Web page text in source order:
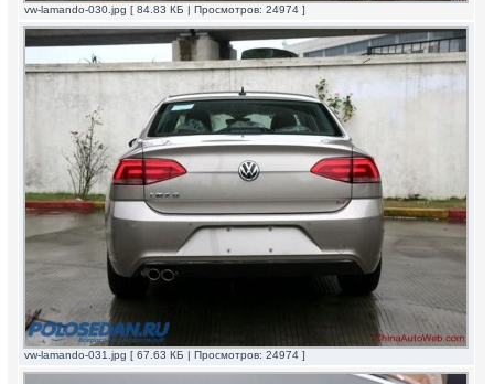
vw-lamando-030.jpg [ 84.83 КБ | Просмотров: 24974 ]
vw-lamando-031.jpg [ 67.63 КБ | Просмотров: 24974 ]